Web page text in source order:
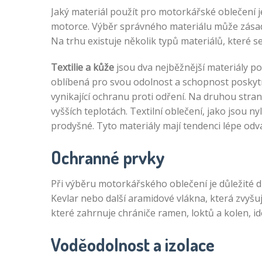
Jaký materiál použít pro motorkářské oblečení
motorce. Výběr správného materiálu může
Na trhu existuje několik typů materiálů, které
Textilie a kůže jsou dva nejběžnější materiály
oblíbená pro svou odolnost a schopnost
vynikající ochranu proti odření. Na druhou
vyšších teplotách. Textilní oblečení, jako jsou
prodyšné. Tyto materiály mají tendenci lépe
Ochranné prvky
Při výběru motorkářského oblečení je důležité
Kevlar nebo další aramidové vlákna, která
které zahrnuje chrániče ramen, loktů a kolen,
Voděodolnost a izolace